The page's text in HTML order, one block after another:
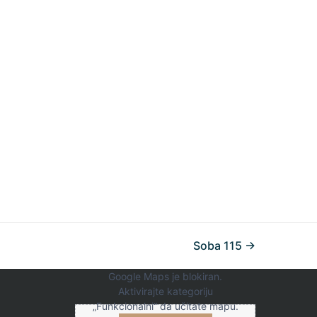
Soba 115 →
Google Maps je blokiran.
Aktivirajte kategoriju
„Funkcionalni“ da učitate mapu.